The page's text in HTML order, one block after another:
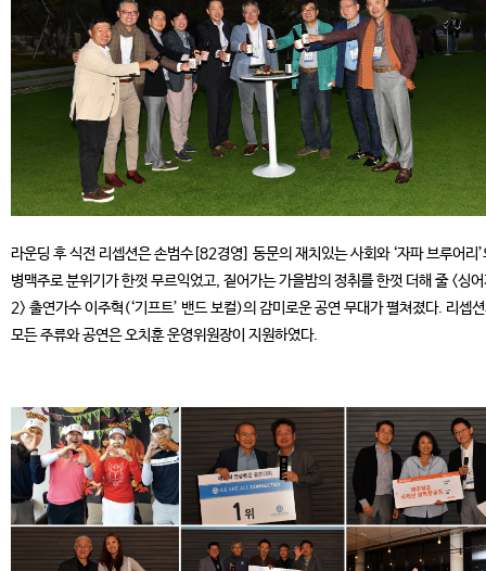
라운딩 후 식전 리셉션은 손범수[82경영] 동문의 재치있는 사회와 ‘자파 브루어리’
병맥주로 분위기가 한껏 무르익었고, 짙어가는 가을밤의 정취를 한껏 더해 줄 <싱
2> 출연가수 이주혁(‘기프트’ 밴드 보컬)의 감미로운 공연 무대가 펼쳐졌다. 리셉
모든 주류와 공연은 오치훈 운영위원장이 지원하였다.